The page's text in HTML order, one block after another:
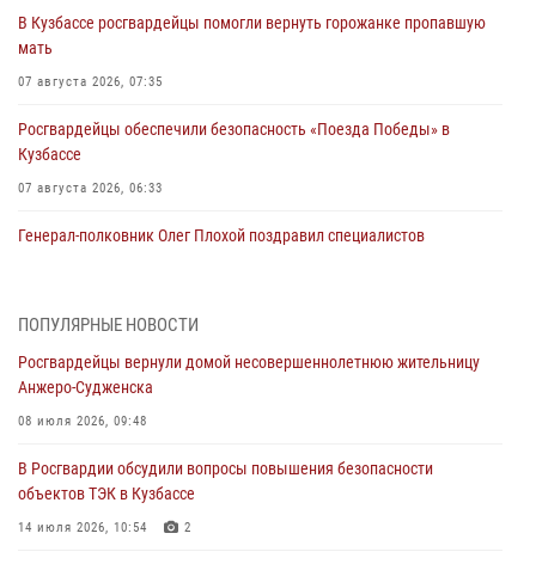
В Кузбассе росгвардейцы помогли вернуть горожанке пропавшую
мать
07 августа 2026, 07:35
Росгвардейцы обеспечили безопасность «Поезда Победы» в
Кузбассе
07 августа 2026, 06:33
Генерал-полковник Олег Плохой поздравил специалистов
07 августа 2026, 05:32
С 1 сентября 2026 года вступает в силу новый федеральный закон о
частной охранной деятельности
06 августа 2026, 10:19
Росгвардейцы задержали предполагаемого виновника причинения
ножевого ранения кемеровчанину
06 августа 2026, 09:18
ПОПУЛЯРНЫЕ НОВОСТИ
Росгвардейцы вернули домой несовершеннолетнюю жительницу
Анжеро-Судженска
08 июля 2026, 09:48
В Росгвардии обсудили вопросы повышения безопасности
объектов ТЭК в Кузбассе
14 июля 2026, 10:54 2